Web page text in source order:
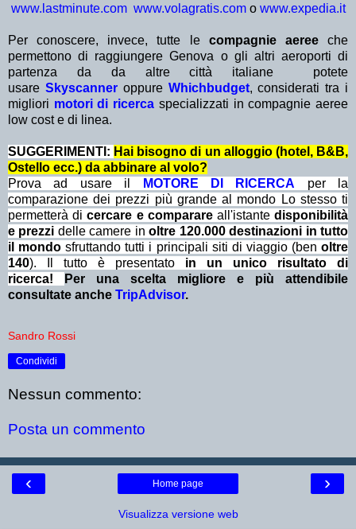
www.lastminute.com www.volagratis.com o www.expedia.it
Per conoscere, invece, tutte lecompagnie aereeche
permettono di raggiungere Genova o gli altri aeroporti di
partenza da da altre città italiane
potete
usare Skyscanneroppure Whichbudget, considerati tra i
migliori motori di ricerca specializzati in compagnie aeree
low cost e di linea.
SUGGERIMENTI: Hai bisogno di un alloggio (hotel, B&B,
Ostello ecc.) da abbinare al volo?
Prova ad usare il
MOTORE DI RICERCA
per la
comparazione dei prezzi più grande al mondo Lo stesso ti
permetterà dicercare e comparare all'istantedisponibilità
e prezzi delle camere inoltre 120.000 destinazioni in tutto
il mondo sfruttando tutti i principali siti di viaggio (benoltre
140). Il tutto è presentato in un unico risultato di
ricerca!
Per una scelta migliore e più attendibile
consultate anche TripAdvisor.
Sandro Rossi
Condividi
Nessun commento:
Posta un commento
‹ ›
Home page
Visualizza versione web